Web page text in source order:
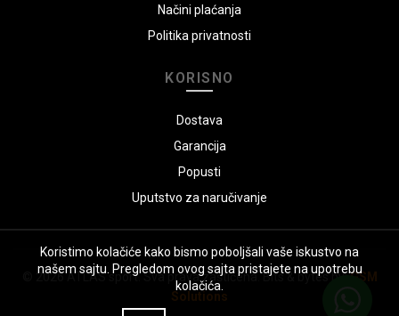
Načini plaćanja
Politika privatnosti
KORISNO
Dostava
Garancija
Popusti
Uputstvo za naručivanje
© 2026ATLAS sport. Sva prava zaštićena. Bits & bytes by:GSM
Solutions
Koristimo kolačiće kako bismo poboljšali vaše iskustvo na
našem sajtu. Pregledom ovog sajta pristajete na upotrebu
kolačića.